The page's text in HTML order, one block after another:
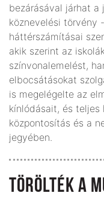
bezárásával járhat
köznevelési törvény
háttérszámításai
akik szerint az
színvonalemelést,
elbocsátásokat
is megelégelte az
kínlódásait, és
központosítás és a
jegyében.
TÖRÖLTÉK A